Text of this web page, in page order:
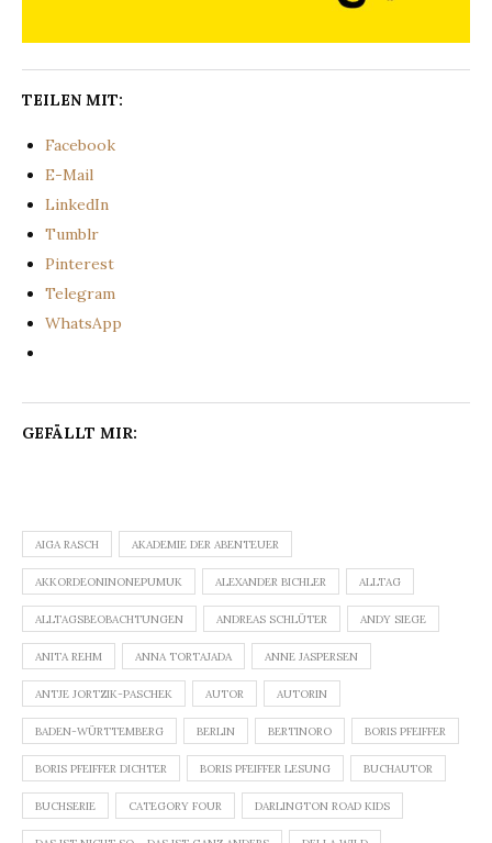
TEILEN MIT:
Facebook
E-Mail
LinkedIn
Tumblr
Pinterest
Telegram
WhatsApp
GEFÄLLT MIR:
AIGA RASCH AKADEMIE DER ABENTEUER
AKKORDEONINONEPUMUK ALEXANDER BICHLER ALLTAG
ALLTAGSBEOBACHTUNGEN ANDREAS SCHLÜTER ANDY SIEGE
ANITA REHM ANNA TORTAJADA ANNE JASPERSEN
ANTJE JORTZIK-PASCHEK AUTOR AUTORIN
BADEN-WÜRTTEMBERG BERLIN BERTINORO BORIS PFEIFFER
BORIS PFEIFFER DICHTER BORIS PFEIFFER LESUNG BUCHAUTOR
BUCHSERIE CATEGORY FOUR DARLINGTON ROAD KIDS